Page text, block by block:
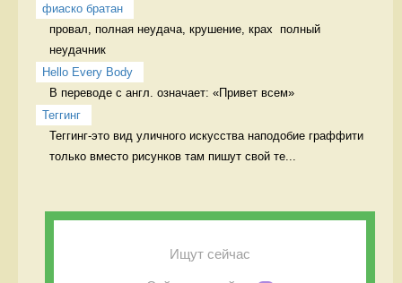
фиаско братан
провал, полная неудача, крушение, крах  полный
неудачник
Hello Every Body
В переводе с англ. означает: «Привет всем»
Теггинг
Теггинг-это вид уличного искусства наподобие граффити
только вместо рисунков там пишут свой те...
Ищут сейчас